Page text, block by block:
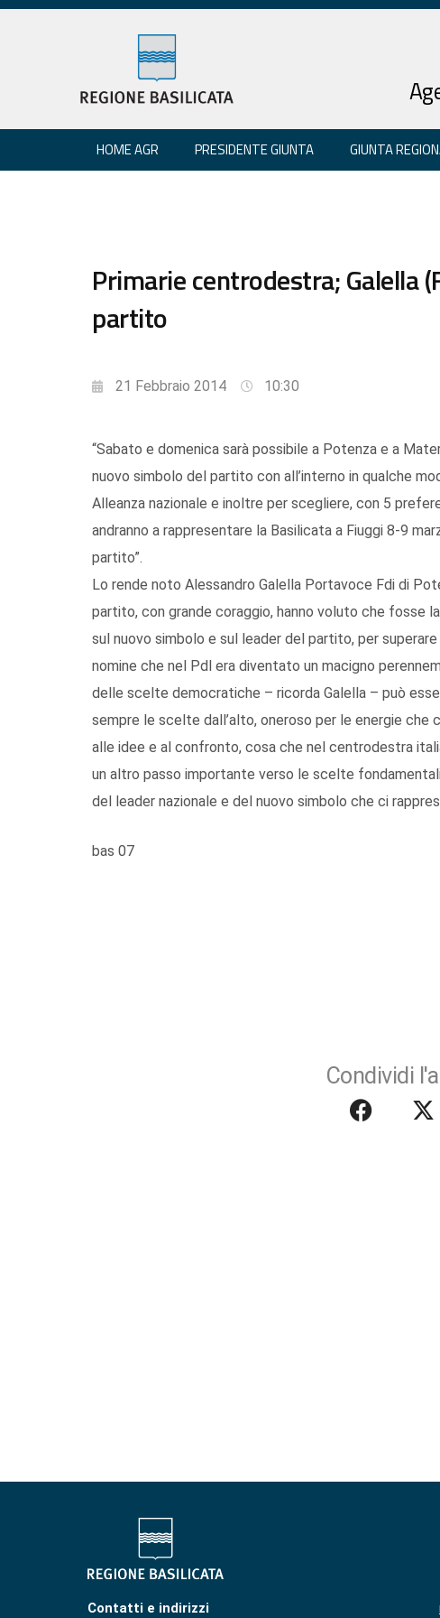
HOME AGR PRESIDENTE GIUNTA GIUNTA
Primarie centrodestra; Galella
partito
21 Febbraio 2014 10:30
“Sabato e domenica sarà possibile a Potenza e a
nuovo simbolo del partito con all’interno in qualche
Alleanza nazionale e inoltre per scegliere, con 5
andranno a rappresentare la Basilicata a Fiuggi 8-9
partito”.
Lo rende noto Alessandro Galella Portavoce Fdi di
partito, con grande coraggio, hanno voluto che fosse
sul nuovo simbolo e sul leader del partito, per
nomine che nel Pdl era diventato un macigno
delle scelte democratiche – ricorda Galella – può
sempre le scelte dall’alto, oneroso per le energie che
alle idee e al confronto, cosa che nel centrodestra
un altro passo importante verso le scelte
del leader nazionale e del nuovo simbolo che ci
bas 07
Condividi
Contatti e indirizzi